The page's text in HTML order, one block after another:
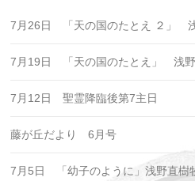
7月26日 「天の国のたとえ ２」
7月19日 「天の国のたとえ」 浅野
7月12日 聖霊降臨後第7主日
藤が丘だより 6月号
7月5日 「幼子のように」浅野直樹